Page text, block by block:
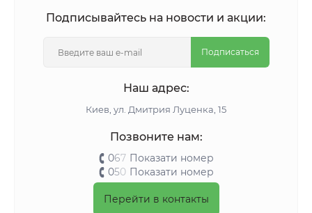
Подписывайтесь на новости и акции:
Подписаться
Наш адрес:
Киeв, ул. Дмитрия Луценка, 15
Позвоните нам:
067 Показати номер
050 Показати номер
Перейти в контакты